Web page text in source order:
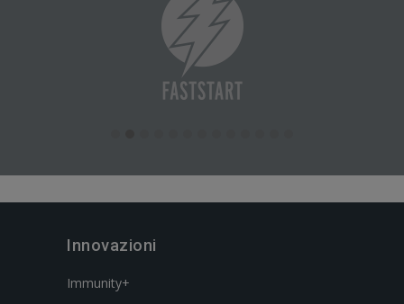
Innovazioni
Immunity+